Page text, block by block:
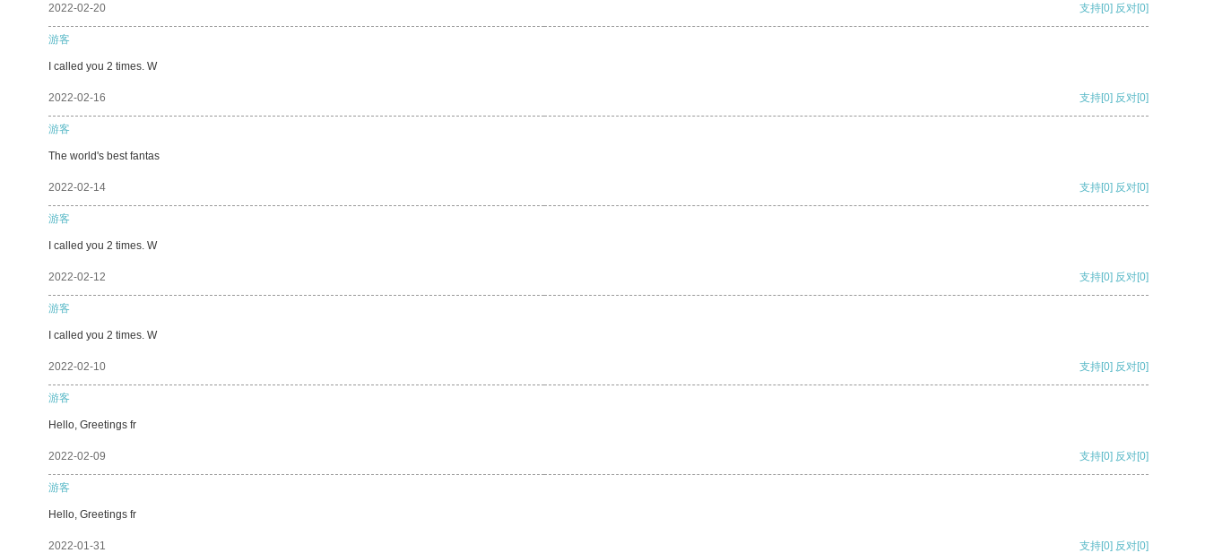
2022-02-20 支持[0] 反对[0]
游客
I called you 2 times. W
2022-02-16 支持[0] 反对[0]
游客
The world's best fantas
2022-02-14 支持[0] 反对[0]
游客
I called you 2 times. W
2022-02-12 支持[0] 反对[0]
游客
I called you 2 times. W
2022-02-10 支持[0] 反对[0]
游客
Hello, Greetings fr
2022-02-09 支持[0] 反对[0]
游客
Hello, Greetings fr
2022-01-31 支持[0] 反对[0]